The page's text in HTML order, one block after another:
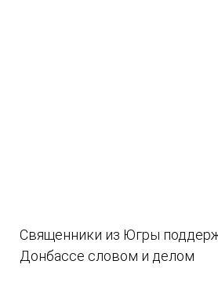
Священники из Югры
Донбассе словом и делом